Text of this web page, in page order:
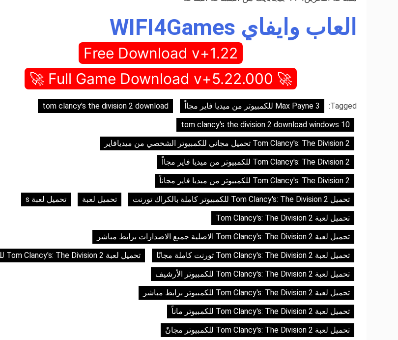
العاب وايفاي WIFI4Games
Free Download v+1.22
🚀 Full Game Download v+5.22.000 🚀
Tagged: Max Payne 3 للكمبيوتر من ميديا فاير مجااً
tom clancy's the division 2 download
tom clancy's the division 2 download windows 10
Tom Clancy's: The Division 2 تحميل مجاني للكمبيوتر الشخصي من ميديافاير
Tom Clancy's: The Division 2 للكمبيوتر من ميديا فاير مجااً
Tom Clancy's: The Division 2 للكمبيوتر من ميديا فاير مجاناً
تحميل Tom Clancy's: The Division 2 للكمبيوتر كاملة بالكراك تورنت
تحميل لعبة
تحميل لعبة s
تحميل لعبة Tom Clancy's: The Division 2
تحميل لعبة Tom Clancy's: The Division 2 الاصلية جميع الاصدارات برابط مباشر
تحميل لعبة Tom Clancy's: The Division 2 تورنت كاملة مجانًا
تحميل لعبة Tom Clancy's: The Division 2 للكمبيوتر
تحميل لعبة Tom Clancy's: The Division 2 للكمبيوتر الأرشيف
تحميل لعبة Tom Clancy's: The Division 2 للكمبيوتر برابط مباشر
تحميل لعبة Tom Clancy's: The Division 2 للكمبيوتر ماناً
تحميل لعبة Tom Clancy's: The Division 2 للكمبيوتر مجانً